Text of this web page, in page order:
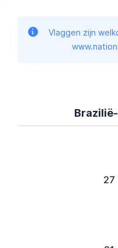
Vlaggen zijn
27